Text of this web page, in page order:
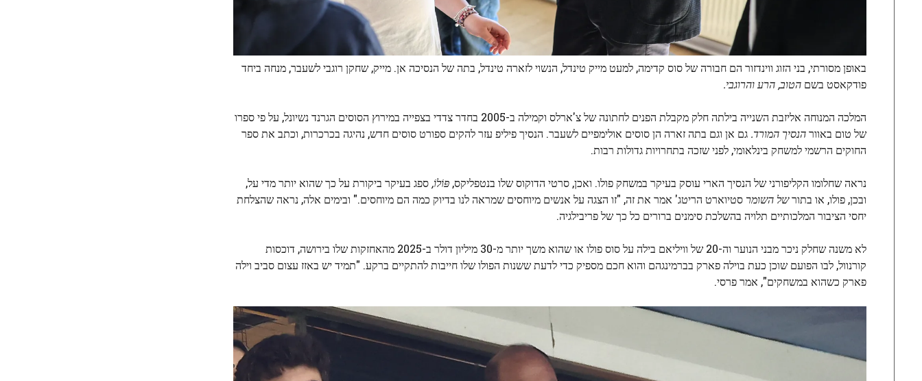
באופן מסורתי, בני הזוג ווינדזור הם חבורה של סוס קדימה, למעט מייק טינדל, הנשוי לזארה טינדל, בתה של הנסיכה אן. מייק, שחקן רוגבי לשעבר, מנחה ביחד
פודקאסט בשם הטוב, הרע והרוגבי.
המלכה המנוחה אליזבת השנייה בילתה חלק מקבלת הפנים לחתונה של צ'ארלס וקמילה ב-2005 בחדר צדדי בצפייה במירוץ הסוסים הגרנד נשיונל, על פי ספרו
של טום באוורהנסיך המורד. גם אן וגם בתה זארה הן סוסים אולימפיים לשעבר. הנסיך פיליפ עזר להקים ספורט סוסים חדש, נהיגה בכרכרות, וכתב את ספר
החוקים הרשמי למשחק בינלאומי, לפני שזכה בתחרויות גדולות רבות.
נראה שחלומו הקליפורני של הנסיך הארי עוסק בעיקר במשחק פולו. ואכן, סרטי הדוקוס שלו בנטפליקס, פּוֹלוֹ, ספג בעיקר ביקורת על כך שהוא יותר מדי על,
ובכן, פולו, או בתורשל השומר סטיוארט הריטג' אמר את זה, "זו הצגה על אנשים מיוחסים שמראה לנו בדיוק כמה הם מיוחסים." ובימים אלה, נראה שהצלחת
יחסי הציבור המלכותיים תלויה בהשלכת סימנים ברורים כל כך של פריבילגיה.
לא משנה שחלק ניכר מבני הנוער וה-20 של וויליאם בילה על סוס פולו או שהוא משך יותר מ-30 מיליון דולר ב-2025 מהאחזקות שלו בירושה, דוכסות
קורנוול, לבו הפועם שוכן כעת בוילה פארק בברמינגהם והוא חכם מספיק כדי לדעת ששנות הפולו שלו חייבות להתקיים ברקע. "תמיד יש באזז עצום סביב וילה
פארק כשהוא במשחקים", אמר פרסי.